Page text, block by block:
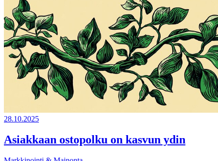
28.10.2025
Asiakkaan ostopolku on kasvun ydin